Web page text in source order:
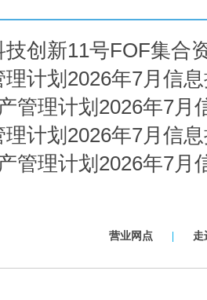
技创新11号FOF集合
计划2026年7月信
管理计划2026年7月
计划2026年7月信
管理计划2026年7月
营业网点 走